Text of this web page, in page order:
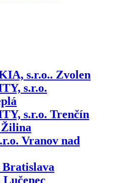
s.r.o.. Zvolen
s.r.o.
s.r.o. Trenčín
Vranov nad
Bratislava
Lučenec